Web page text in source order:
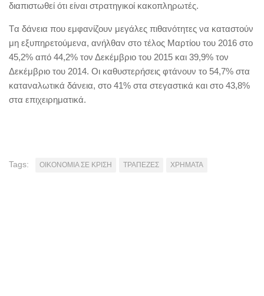
διαπιστωθεί ότι είναι στρατηγικοί κακοπληρωτές.
Tα δάνεια που εμφανίζουν μεγάλες πιθανότητες να καταστούν
μη εξυπηρετούμενα, ανήλθαν στο τέλος Μαρτίου του 2016 στο
45,2% από 44,2% τον Δεκέμβριο του 2015 και 39,9% τον
Δεκέμβριο του 2014. Οι καθυστερήσεις φτάνουν το 54,7% στα
καταναλωτικά δάνεια, στο 41% στα στεγαστικά και στο 43,8%
στα επιχειρηματικά.
Tags: ΟΙΚΟΝΟΜΙΑ ΣΕ ΚΡΙΣΗ ΤΡΑΠΕΖΕΣ ΧΡΗΜΑΤΑ